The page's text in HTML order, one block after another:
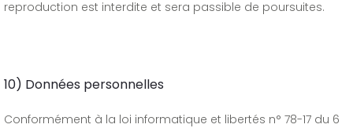
reproduction est interdite et sera passible de poursuites.
10) Données personnelles
Conformément à la loi informatique et libertés n° 78-17 du 6